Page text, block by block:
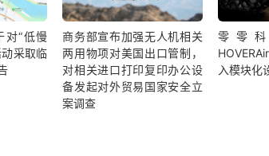
对“低慢
采取临
商务部宣布加强无人机相关
两用物项对美国出口管制，
对相关进口打印复印办公设
备发起对外贸易国家安全立
案调查
零零
入模块化